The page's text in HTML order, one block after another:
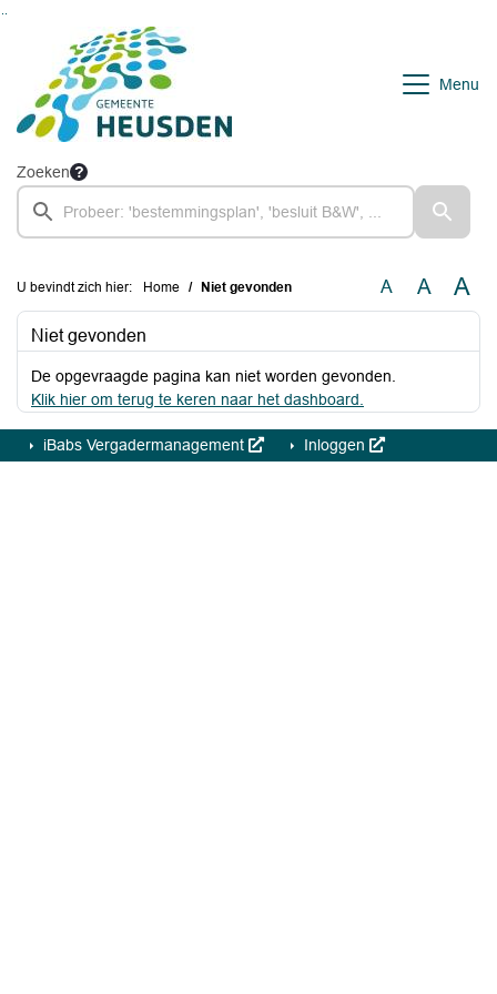
Ga naar de inhoud van deze pagina
Ga naar het zoeken
Ga naar het menu
Menu
Zoeken
U bevindt zich hier: Home Niet gevonden A A A
Niet gevonden
De opgevraagde pagina kan niet worden gevonden.
Klik hier om terug te keren naar het dashboard.
iBabs Vergadermanagement Inloggen